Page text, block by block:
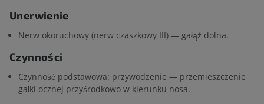
Unerwienie
Nerw okoruchowy (nerw czaszkowy III) — gałąź dolna.
Czynności
Czynność podstawowa: przywodzenie — przemieszczenie
gałki ocznej przyśrodkowo w kierunku nosa.